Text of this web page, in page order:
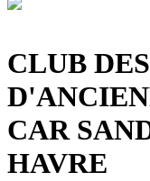
CLUB
CAR
HAVRE